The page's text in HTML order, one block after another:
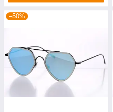
–50%